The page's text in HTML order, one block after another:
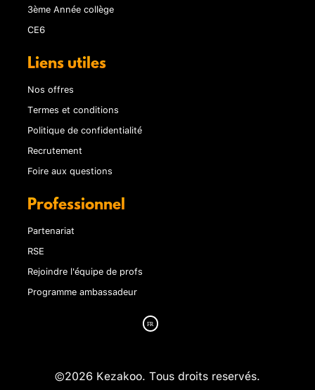
3ème Année collège
CE6
Liens utiles
Nos offres
Termes et conditions
Politique de confidentialité
Recrutement
Foire aux questions
Professionnel
Partenariat
RSE
Rejoindre l'équipe de profs
Programme ambassadeur
©2026 Kezakoo. Tous droits reservés.